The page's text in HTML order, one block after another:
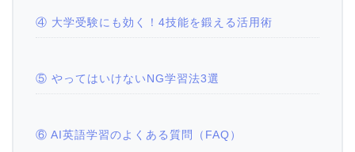
④ 大学受験にも効く！4技能を鍛える活用術
⑤ やってはいけないNG学習法3選
⑥ AI英語学習のよくある質問（FAQ）